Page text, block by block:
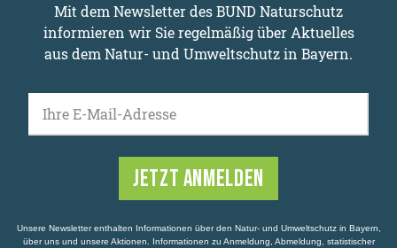
Mit dem Newsletter des BUND Naturschutz
informieren wir Sie regelmäßig über Aktuelles
aus dem Natur- und Umweltschutz in Bayern.
Ihre E-Mail-Adresse
Unsere Newsletter enthalten Informationen über den Natur- und Umweltschutz in Bayern,
über uns und unsere Aktionen. Informationen zu Anmeldung, Abmeldung, statistischer